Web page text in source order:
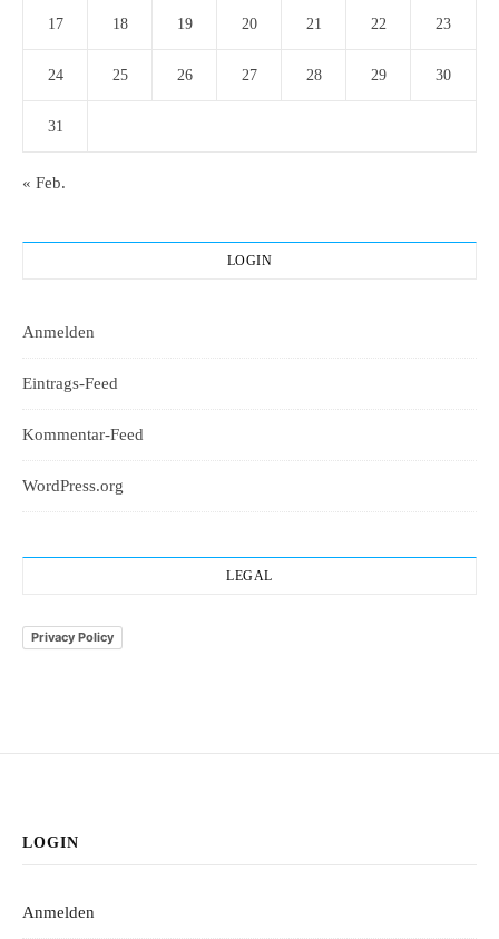
17 18 19 20 21 22 23
24 25 26 27 28 29 30
31
« Feb.
LOGIN
Anmelden
Eintrags-Feed
Kommentar-Feed
WordPress.org
LEGAL
Privacy Policy
LOGIN
Anmelden